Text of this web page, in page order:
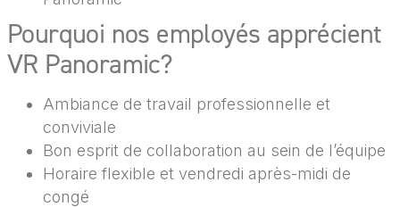
Pourquoi nos employés apprécient
VR Panoramic?
Ambiance de travail professionnelle et
conviviale
Bon esprit de collaboration au sein de l’équipe
Horaire flexible et vendredi après-midi de
congé